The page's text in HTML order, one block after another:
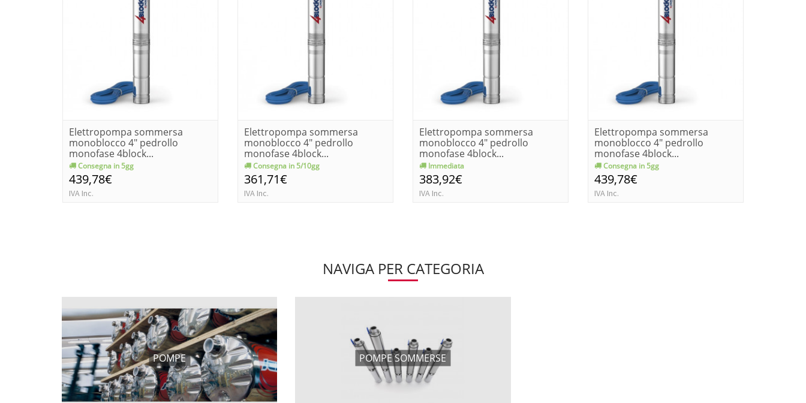
Elettropompa sommersa
monoblocco 4" pedrollo
monofase 4block...
Consegna in 5gg
439,78€
IVA Inc.
Elettropompa sommersa
monoblocco 4" pedrollo
monofase 4block...
Consegna in 5/10gg
361,71€
IVA Inc.
Elettropompa sommersa
monoblocco 4" pedrollo
monofase 4block...
Immediata
383,92€
IVA Inc.
Elettropompa sommersa
monoblocco 4" pedrollo
monofase 4block...
Consegna in 5gg
439,78€
IVA Inc.
NAVIGA PER CATEGORIA
POMPE POMPE SOMMERSE